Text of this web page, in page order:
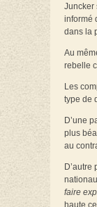
Juncker
informé
dans la
Au
rebelle
Les
type de
D’une
plus
au
D’autre
faire
haute